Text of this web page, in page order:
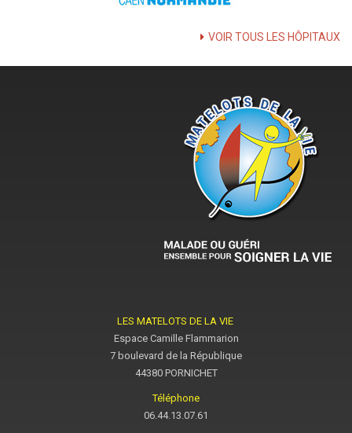
VOIR TOUS LES HÔPITAUX
LES MATELOTS DE LA VIE
Espace Camille Flammarion
7 boulevard de la République
44380 PORNICHET
Téléphone
06.44.13.07.61